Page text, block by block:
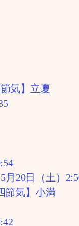
気】立夏
20日（土）
節気】小満